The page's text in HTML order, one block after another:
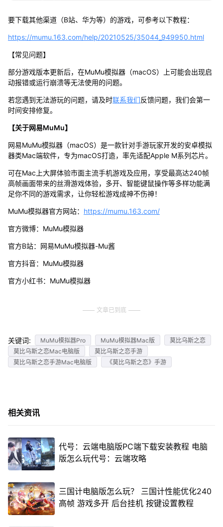
要下载其他渠道（B站、华为等）的游戏，可参考以下教程：
https://mumu.163.com/help/20210525/35044_949950.html
【常见问题】
部分游戏版本更新后，在MuMu模拟器（macOS）上可能会出现启
动报错或运行崩溃等无法使用的问题。
若您遇到无法游玩的问题，请及时联系我们反馈问题，我们会第一
时间安排修复。
【关于网易MuMu】
网易MuMu模拟器（macOS）是一款针对手游玩家开发的安卓模拟
器类Mac端软件，专为macOS打造，率先适配Apple M系列芯片。
可在Mac上大屏体验市面主流手机游戏及应用，享受最高达240帧
高帧画面带来的丝滑游戏体验，多开、智能键鼠操作等多样功能满
足你不同的游戏需求，让你轻松游戏成神不伤神！
MuMu模拟器官方网站： https://mumu.163.com/
官方微博：MuMu模拟器
官方B站：网易MuMu模拟器-Mu酱
官方抖音：MuMu模拟器
官方小红书：MuMu模拟器
文章已到底
关键词: MuMu模拟器Pro MuMu模拟器Mac版
莫比乌斯之恋
莫比乌斯之恋Mac电脑版
莫比乌斯之恋手游
莫比乌斯之恋手游Mac电脑版
《莫比乌斯之恋》手游
相关资讯
代号：云端电脑版PC端下载安装教程 电脑
版怎么玩代号：云端攻略
三国计电脑版怎么玩？ 三国计性能优化240
高帧 游戏多开 后台挂机 按键设置教程